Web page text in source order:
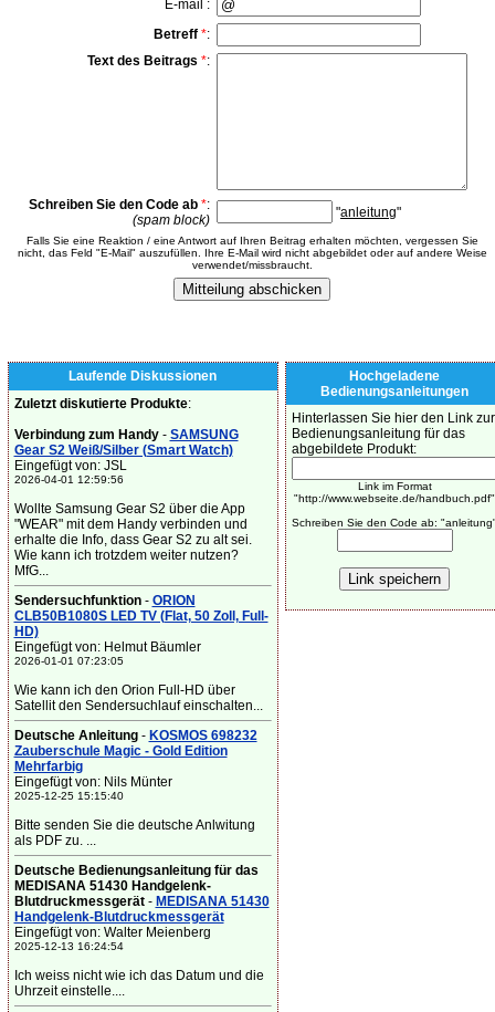
E-mail :
Betreff *:
Text des Beitrags *:
Schreiben Sie den Code ab *:
(spam block)
"anleitung"
Falls Sie eine Reaktion / eine Antwort auf Ihren Beitrag erhalten möchten, vergessen Sie
nicht, das Feld "E-Mail" auszufüllen. Ihre E-Mail wird nicht abgebildet oder auf andere Weise
verwendet/missbraucht.
Laufende Diskussionen
Zuletzt diskutierte Produkte:
Verbindung zum Handy- SAMSUNG
Gear S2 Weiß/Silber (Smart Watch)
Eingefügt von: JSL
2026-04-01 12:59:56
Wollte Samsung Gear S2 über die App
"WEAR" mit dem Handy verbinden und
erhalte die Info, dass Gear S2 zu alt sei.
Wie kann ich trotzdem weiter nutzen?
MfG...
Sendersuchfunktion- ORION
CLB50B1080S LED TV (Flat, 50 Zoll, Full-
HD)
Eingefügt von: Helmut Bäumler
2026-01-01 07:23:05
Wie kann ich den Orion Full-HD über
Satellit den Sendersuchlauf einschalten...
Deutsche Anleitung- KOSMOS 698232
Zauberschule Magic - Gold Edition
Mehrfarbig
Eingefügt von: Nils Münter
2025-12-25 15:15:40
Bitte senden Sie die deutsche Anlwitung
als PDF zu. ...
Deutsche Bedienungsanleitung für das
MEDISANA 51430 Handgelenk-
Blutdruckmessgerät- MEDISANA 51430
Handgelenk-Blutdruckmessgerät
Eingefügt von: Walter Meienberg
2025-12-13 16:24:54
Ich weiss nicht wie ich das Datum und die
Uhrzeit einstelle....
Hochgeladene
Bedienungsanleitungen
Hinterlassen Sie hier den Link zur
Bedienungsanleitung für das
abgebildete Produkt:
Link im Format
"http://www.webseite.de/handbuch.pdf"
Schreiben Sie den Code ab: